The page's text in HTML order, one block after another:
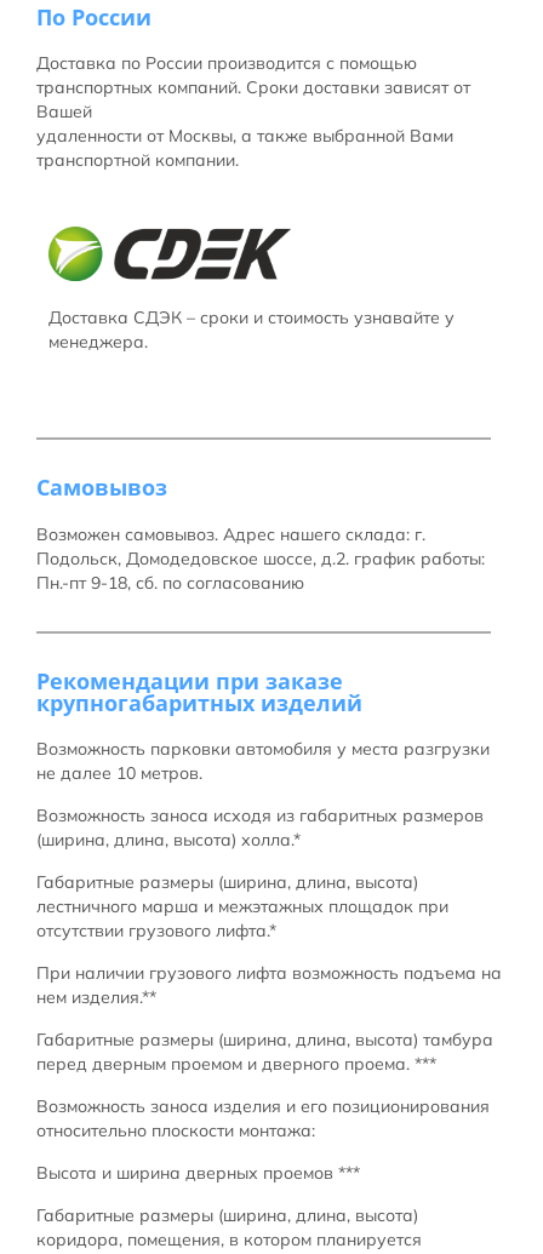
По России
Доставка по России производится с помощью
транспортных компаний. Сроки доставки зависят от
Вашей
удаленности от Москвы, а также выбранной Вами
транспортной компании.
Доставка СДЭК – сроки и стоимость узнавайте у
менеджера.
Самовывоз
Возможен самовывоз. Адрес нашего склада: г.
Подольск, Домодедовское шоссе, д.2. график работы:
Пн.-пт 9-18, сб. по согласованию
Рекомендации при заказе
крупногабаритных изделий
Возможность парковки автомобиля у места разгрузки
не далее 10 метров.
Возможность заноса исходя из габаритных размеров
(ширина, длина, высота) холла.*
Габаритные размеры (ширина, длина, высота)
лестничного марша и межэтажных площадок при
отсутствии грузового лифта.*
При наличии грузового лифта возможность подъема на
нем изделия.**
Габаритные размеры (ширина, длина, высота) тамбура
перед дверным проемом и дверного проема. ***
Возможность заноса изделия и его позиционирования
относительно плоскости монтажа:
Высота и ширина дверных проемов ***
Габаритные размеры (ширина, длина, высота)
коридора, помещения, в котором планируется